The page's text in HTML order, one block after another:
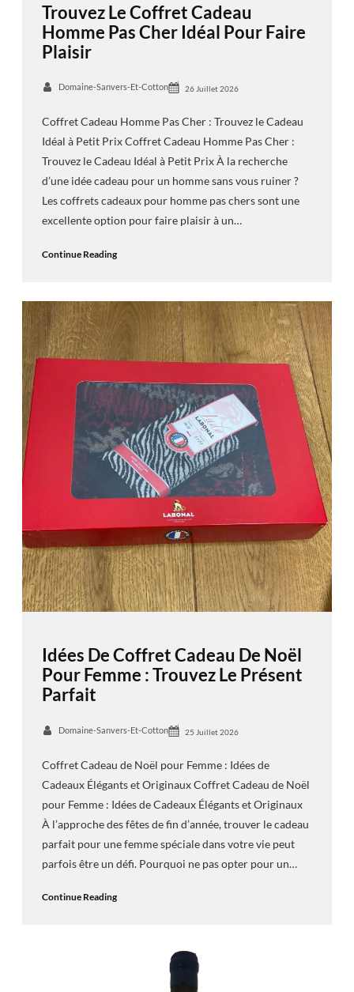
Trouvez Le Coffret Cadeau
Homme Pas Cher Idéal Pour Faire
Plaisir
Domaine-Sanvers-Et-Cotton 26 Juillet 2026
Coffret Cadeau Homme Pas Cher : Trouvez le Cadeau
Idéal à Petit Prix Coffret Cadeau Homme Pas Cher :
Trouvez le Cadeau Idéal à Petit Prix À la recherche
d’une idée cadeau pour un homme sans vous ruiner ?
Les coffrets cadeaux pour homme pas chers sont une
excellente option pour faire plaisir à un…
Continue Reading
Idées De Coffret Cadeau De Noël
Pour Femme : Trouvez Le Présent
Parfait
Domaine-Sanvers-Et-Cotton 25 Juillet 2026
Coffret Cadeau de Noël pour Femme : Idées de
Cadeaux Élégants et Originaux Coffret Cadeau de Noël
pour Femme : Idées de Cadeaux Élégants et Originaux
À l’approche des fêtes de fin d’année, trouver le cadeau
parfait pour une femme spéciale dans votre vie peut
parfois être un défi. Pourquoi ne pas opter pour un…
Continue Reading